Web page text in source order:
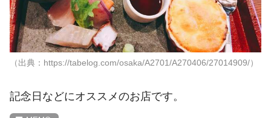
（出典：https://tabelog.com/osaka/A2701/A270406/27014909/）
記念日などにオススメのお店です。